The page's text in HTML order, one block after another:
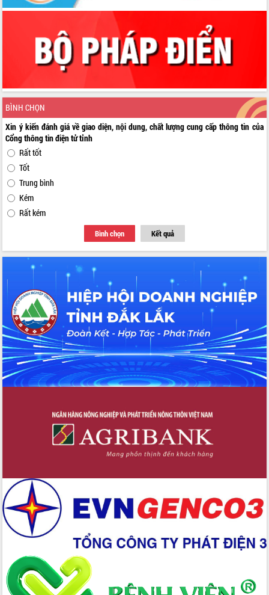
BÌNH CHỌN
Xin ý kiến đánh giá về giao diện, nội dung, chất lượng cung cấp thông tin của
Cổng thông tin điện tử tỉnh
Rất tốt
Tốt
Trung bình
Kém
Rất kém
Bình chọn Kết quả